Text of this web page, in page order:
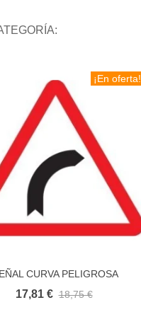
¡En oferta!
Añadir al carrito
CURVA PELIGROSA
17,81 € 18,75 €